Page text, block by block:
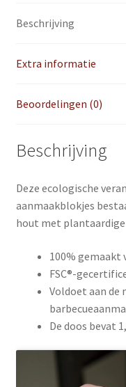
Beschrijving
Extra informatie
Beoordelingen (0)
Beschrijving
Deze ecologische
aanmaakblokjes
hout met plantaardige
100% gemaakt
FSC®-
Voldoet aan de
De doos bevat